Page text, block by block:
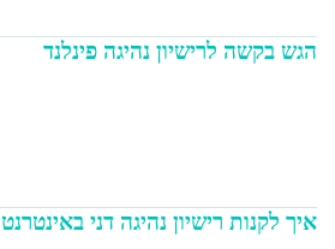
הגש בקשה לרישיון נהיגה פינלנד
איך לקנות רישיון נהיגה דני באינטרנט